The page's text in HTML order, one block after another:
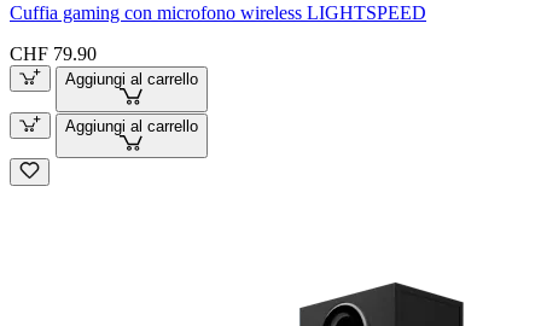
Cuffia gaming con microfono wireless LIGHTSPEED
CHF 79.90
Aggiungi al carrello
Aggiungi al carrello